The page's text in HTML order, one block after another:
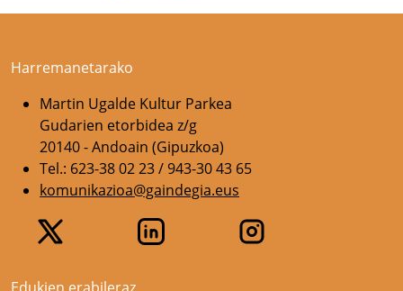
Harremanetarako
Martin Ugalde Kultur Parkea
Gudarien etorbidea z/g
20140 - Andoain (Gipuzkoa)
Tel.: 623-38 02 23 / 943-30 43 65
komunikazioa@gaindegia.eus